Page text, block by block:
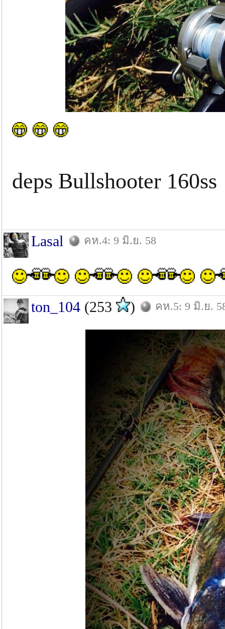
deps Bullshooter 160ss
Lasal คห.4: 9 มิ.ย. 58
ton_104 (253 ) คห.5: 9 มิ.ย.